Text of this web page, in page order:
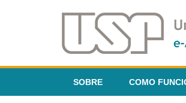
SOBRE COMO